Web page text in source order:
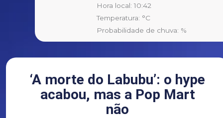
Hora local: 10:42
Temperatura: °C
Probabilidade de chuva: %
‘A morte do Labubu’: o hype
acabou, mas a Pop Mart
não